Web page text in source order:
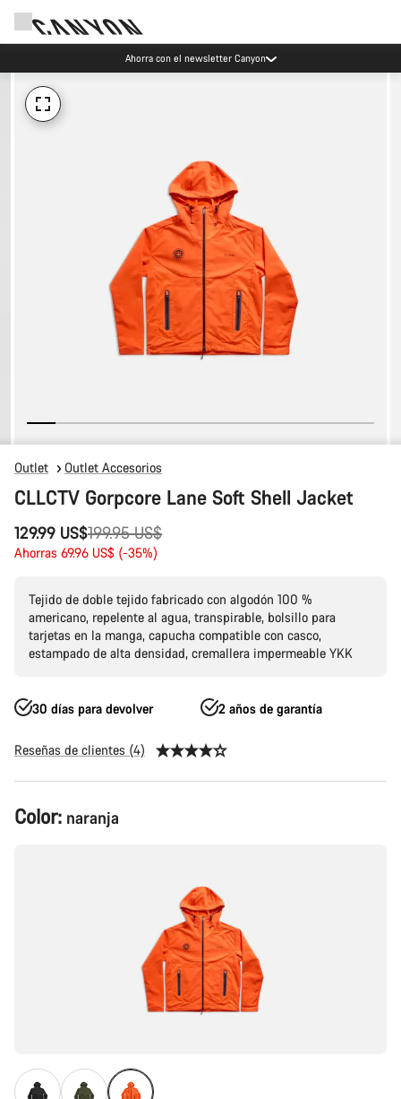
Ahorra con el newsletter Canyon
Outlet Outlet Accesorios
CLLCTV Gorpcore Lane Soft Shell Jacket
129.99 US$
Precio
original
199.95 US$
Ahorras 69.96 US$ (-35%)
Tejido de doble tejido fabricado con algodón 100 %
americano, repelente al agua, transpirable, bolsillo para
tarjetas en la manga, capucha compatible con casco,
estampado de alta densidad, cremallera impermeable YKK
30 días para devolver 2 años de garantía
Reseñas de clientes (4)
Configuración
del
Color: naranja